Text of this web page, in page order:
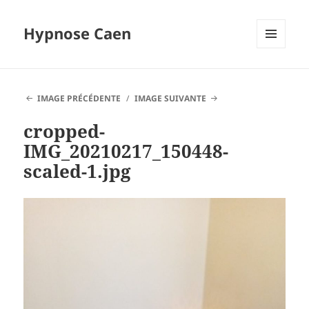
Hypnose Caen
IMAGE PRÉCÉDENTE
IMAGE SUIVANTE
cropped-
IMG_20210217_150448-
scaled-1.jpg